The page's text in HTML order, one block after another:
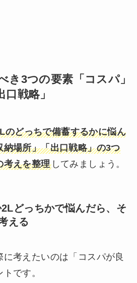
き3つの要素「コスパ」
口戦略」
のどっちで備蓄するかに悩ん
納場所」「出口戦略」の3つ
考えを整理してみましょう。
どっちかで悩んだら、そ
える
考えたいのは「コスパが良
です。